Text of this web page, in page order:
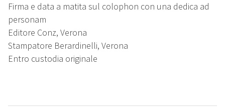
Firma e data a matita sul colophon con una dedica ad
personam
Editore Conz, Verona
Stampatore Berardinelli, Verona
Entro custodia originale